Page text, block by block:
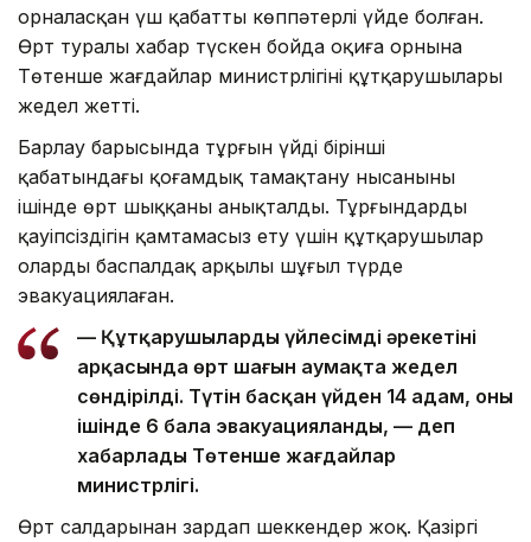
орналасқан үш қабатты көппәтерлі үйде болған.
Өрт туралы хабар түскен бойда оқиға орнына
Төтенше жағдайлар министрлігінің құтқарушылары
жедел жетті.
Барлау барысында тұрғын үйдің бірінші
қабатындағы қоғамдық тамақтану нысанының
ішінде өрт шыққаны анықталды. Тұрғындардың
қауіпсіздігін қамтамасыз ету үшін құтқарушылар
оларды баспалдақ арқылы шұғыл түрде
эвакуациялаған.
— Құтқарушылардың үйлесімді әрекетінің
арқасында өрт шағын аумақта жедел
сөндірілді. Түтін басқан үйден 14 адам, оның
ішінде 6 бала эвакуацияланды, — деп
хабарлады Төтенше жағдайлар
министрлігі.
Өрт салдарынан зардап шеккендер жоқ. Қазіргі